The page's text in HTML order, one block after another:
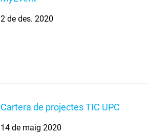
2 de des. 2020
Cartera de projectes TIC UPC
14 de maig 2020